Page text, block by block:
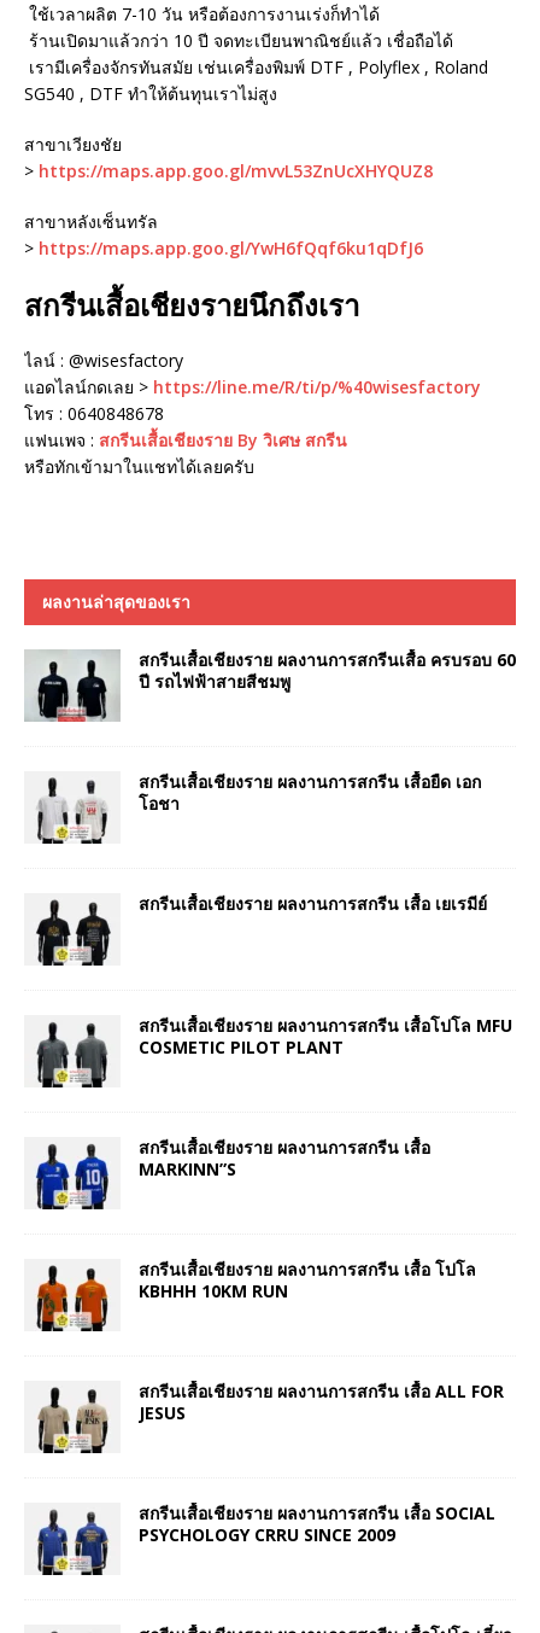
ใช้เวลาผลิต 7-10 วัน หรือต้องการงานเร่งก็ทำได้
ร้านเปิดมาแล้วกว่า 10 ปี จดทะเบียนพาณิชย์แล้ว เชื่อถือได้
เรามีเครื่องจักรทันสมัย เช่นเครื่องพิมพ์ DTF , Polyflex , Roland
SG540 , DTF ทำให้ต้นทุนเราไม่สูง
สาขาเวียงชัย
> https://maps.app.goo.gl/mvvL53ZnUcXHYQUZ8
สาขาหลังเซ็นทรัล
> https://maps.app.goo.gl/YwH6fQqf6ku1qDfJ6
สกรีนเสื้อเชียงรายนึกถึงเรา
ไลน์ : @wisesfactory
แอดไลน์กดเลย > https://line.me/R/ti/p/%40wisesfactory
โทร : 0640848678
แฟนเพจ : สกรีนเสื้อเชียงราย By วิเศษ สกรีน
หรือทักเข้ามาในแชทได้เลยครับ
ผลงานล่าสุดของเรา
สกรีนเสื้อเชียงราย ผลงานการสกรีนเสื้อ ครบรอบ 60
ปี รถไฟฟ้าสายสีชมพู
สกรีนเสื้อเชียงราย ผลงานการสกรีน เสื้อยืด เอก
โอชา
สกรีนเสื้อเชียงราย ผลงานการสกรีน เสื้อ เยเรมีย์
สกรีนเสื้อเชียงราย ผลงานการสกรีน เสื้อโปโล MFU
COSMETIC PILOT PLANT
สกรีนเสื้อเชียงราย ผลงานการสกรีน เสื้อ
MARKINN”S
สกรีนเสื้อเชียงราย ผลงานการสกรีน เสื้อ โปโล
KBHHH 10KM RUN
สกรีนเสื้อเชียงราย ผลงานการสกรีน เสื้อ ALL FOR
JESUS
สกรีนเสื้อเชียงราย ผลงานการสกรีน เสื้อ SOCIAL
PSYCHOLOGY CRRU SINCE 2009